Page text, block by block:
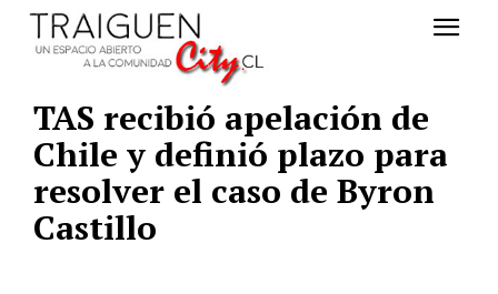
TAS recibió apelación de
Chile y definió plazo para
resolver el caso de Byron
Castillo